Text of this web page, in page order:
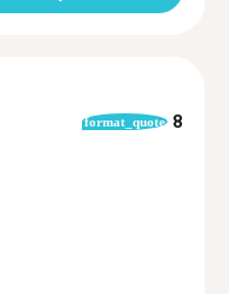
format_quote 8